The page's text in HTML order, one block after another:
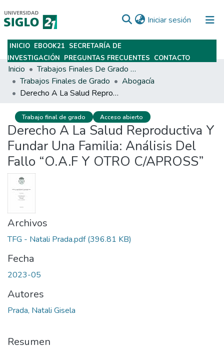
Iniciar sesión (current)
Subir
INICIO EBOOK21 SECRETARÍA DE
INVESTIGACIÓN PREGUNTAS FRECUENTES CONTACTO
Inicio
Trabajos Finales De Grado Y Posgrado
Trabajos Finales de Grado
Abogacía
Derecho A La Salud Reproductiva Y Fundar Una Familia: Análisis Del Fallo “O.A.F Y OTRO C/APROSS”
Trabajo final de grado Acceso abierto
Derecho A La Salud Reproductiva Y
Fundar Una Familia: Análisis Del
Fallo “O.A.F Y OTRO C/APROSS”
Archivos
TFG - Natali Prada.pdf(396.81 KB)
Fecha
2023-05
Autores
Prada, Natali Gisela
Resumen